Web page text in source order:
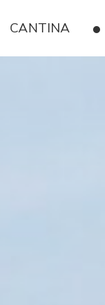
CANTINA